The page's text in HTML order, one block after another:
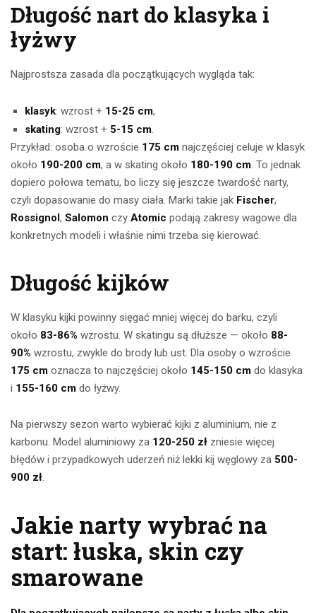
Długość nart do klasyka i
łyżwy
Najprostsza zasada dla początkujących wygląda tak:
klasyk: wzrost + 15-25 cm,
skating: wzrost + 5-15 cm.
Przykład: osoba o wzroście 175 cm najczęściej celuje w klasyk
około 190-200 cm, a w skating około 180-190 cm. To jednak
dopiero połowa tematu, bo liczy się jeszcze twardość narty,
czyli dopasowanie do masy ciała. Marki takie jak Fischer,
Rossignol , Salomon czy Atomic podają zakresy wagowe dla
konkretnych modeli i właśnie nimi trzeba się kierować.
Długość kijków
W klasyku kijki powinny sięgać mniej więcej do barku, czyli
około 83-86% wzrostu. W skatingu są dłuższe — około 88-
90% wzrostu, zwykle do brody lub ust. Dla osoby o wzroście
175 cm oznacza to najczęściej około 145-150 cm do klasyka
i 155-160 cm do łyżwy.
Na pierwszy sezon warto wybierać kijki z aluminium, nie z
karbonu. Model aluminiowy za 120-250 zł zniesie więcej
błędów i przypadkowych uderzeń niż lekki kij węglowy za 500-
900 zł.
Jakie narty wybrać na
start: łuska, skin czy
smarowane